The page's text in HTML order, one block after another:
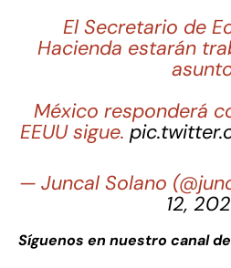
El Secretario de
Hacienda estarán
México responderá
EEUU sigue.
— Juncal Solano
12,
Síguenos en nuestro canal